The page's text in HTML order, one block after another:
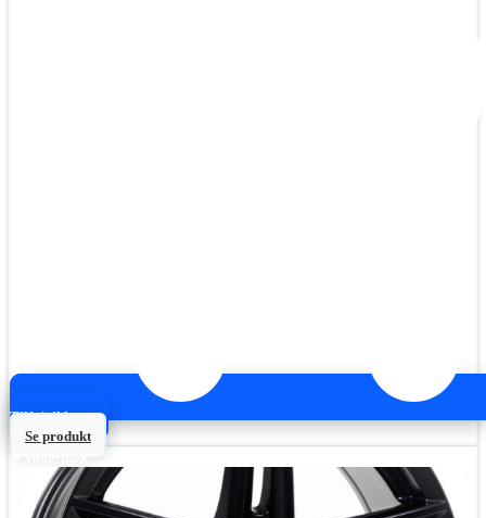
Tilføj til kurv
Se produkt
❄ Vinterdæk